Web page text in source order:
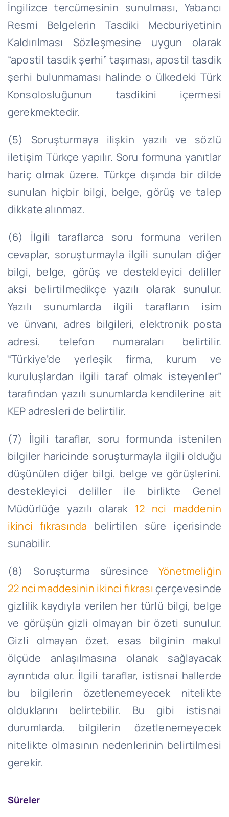
İngilizce tercümesinin sunulması, Yabancı
Resmi Belgelerin Tasdiki Mecburiyetinin
Kaldırılması Sözleşmesine uygun olarak
“apostil tasdik şerhi” taşıması, apostil tasdik
şerhi bulunmaması halinde o ülkedeki Türk
Konsolosluğunun tasdikini içermesi
gerekmektedir.
(5) Soruşturmaya ilişkin yazılı ve sözlü
iletişim Türkçe yapılır. Soru formuna yanıtlar
hariç olmak üzere, Türkçe dışında bir dilde
sunulan hiçbir bilgi, belge, görüş ve talep
dikkate alınmaz.
(6) İlgili taraflarca soru formuna verilen
cevaplar, soruşturmayla ilgili sunulan diğer
bilgi, belge, görüş ve destekleyici deliller
aksi belirtilmedikçe yazılı olarak sunulur.
Yazılı sunumlarda ilgili tarafların isim
ve ünvanı, adres bilgileri, elektronik posta
adresi, telefon numaraları belirtilir.
“Türkiye’de yerleşik firma, kurum ve
kuruluşlardan ilgili taraf olmak isteyenler”
tarafından yazılı sunumlarda kendilerine ait
KEP adresleri de belirtilir.
(7) İlgili taraflar, soru formunda istenilen
bilgiler haricinde soruşturmayla ilgili olduğu
düşünülen diğer bilgi, belge ve görüşlerini,
destekleyici deliller ile birlikte Genel
Müdürlüğe yazılı olarak 12 nci maddenin
ikinci fıkrasında belirtilen süre içerisinde
sunabilir.
(8) Soruşturma süresinceYönetmeliğin
22 nci maddesinin ikinci fıkrası çerçevesinde
gizlilik kaydıyla verilen her türlü bilgi, belge
ve görüşün gizli olmayan bir özeti sunulur.
Gizli olmayan özet, esas bilginin makul
ölçüde anlaşılmasına olanak sağlayacak
ayrıntıda olur. İlgili taraflar, istisnai hallerde
bu bilgilerin özetlenemeyecek nitelikte
olduklarını belirtebilir. Bu gibi istisnai
durumlarda, bilgilerin özetlenemeyecek
nitelikte olmasının nedenlerinin belirtilmesi
gerekir.
Süreler